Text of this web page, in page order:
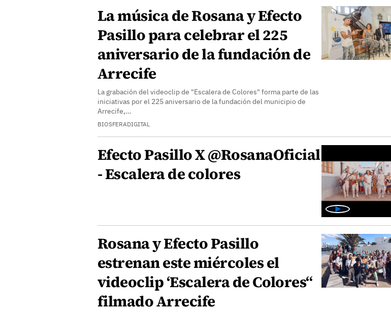
La música de Rosana y Efecto
Pasillo para celebrar el 225
aniversario de la fundación de
Arrecife
La grabación del videoclip de "Escalera de Colores" forma parte de las
iniciativas por el 225 aniversario de la fundación del municipio de
Arrecife,…
BIOSFERADIGITAL
Efecto Pasillo X @RosanaOficial
- Escalera de colores
Rosana y Efecto Pasillo
estrenan este miércoles el
videoclip ‘Escalera de Colores“
filmado Arrecife